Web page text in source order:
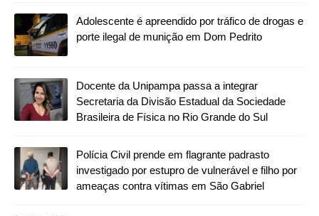
Adolescente é apreendido por tráfico de drogas e
porte ilegal de munição em Dom Pedrito
Docente da Unipampa passa a integrar
Secretaria da Divisão Estadual da Sociedade
Brasileira de Física no Rio Grande do Sul
Polícia Civil prende em flagrante padrasto
investigado por estupro de vulnerável e filho por
ameaças contra vítimas em São Gabriel